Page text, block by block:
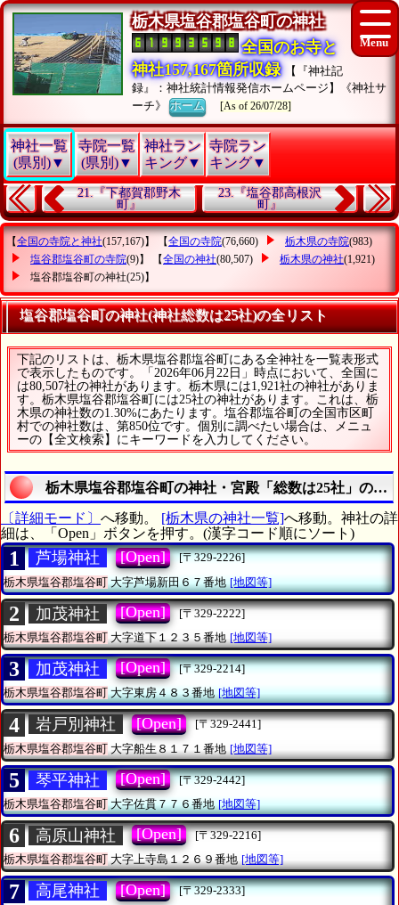
栃木県塩谷郡塩谷町の神社
全国のお寺と
神社157,167箇所収録
【『神社記
録』：神社統計情報発信ホームページ】《神社サ
ーチ》ホーム [As of 26/07/28]
神社一覧
(県別)▼
寺院一覧
(県別)▼
神社ラン
キング▼
寺院ラン
キング▼
21.『下都賀郡野木
町』
23.『塩谷郡高根沢
町』
【全国の寺院と神社(157,167)】 【全国の寺院(76,660) 栃木県の寺院(983)
塩谷郡塩谷町の寺院(9)】 【全国の神社(80,507) 栃木県の神社(1,921)
塩谷郡塩谷町の神社(25)】
塩谷郡塩谷町の神社(神社総数は25社)の全リスト
下記のリストは、栃木県塩谷郡塩谷町にある全神社を一覧表形式
で表示したものです。「2026年06月22日」時点において、全国に
は80,507社の神社があります。栃木県には1,921社の神社がありま
す。栃木県塩谷郡塩谷町には25社の神社があります。これは、栃
木県の神社数の1.30%にあたります。塩谷郡塩谷町の全国市区町
村での神社数は、第850位です。個別に調べたい場合は、メニュ
ーの【全文検索】にキーワードを入力してください。
栃木県塩谷郡塩谷町の神社・宮殿「総数は25社」のす
〔詳細モード〕 へ移動。 [栃木県の神社一覧]へ移動。神社の詳
細は、「Open」ボタンを押す。(漢字コード順にソート)
1 芦場神社 [Open]
[〒329-2226]
栃木県塩谷郡塩谷町大字芦場新田６７番地 [地図等]
2 加茂神社 [Open]
[〒329-2222]
栃木県塩谷郡塩谷町大字道下１２３５番地 [地図等]
3 加茂神社 [Open]
[〒329-2214]
栃木県塩谷郡塩谷町大字東房４８３番地 [地図等]
4 岩戸別神社 [Open]
[〒329-2441]
栃木県塩谷郡塩谷町 大字船生８１７１番地 [地図等]
5 琴平神社 [Open]
[〒329-2442]
栃木県塩谷郡塩谷町大字佐貫７７６番地 [地図等]
6 高原山神社 [Open]
[〒329-2216]
栃木県塩谷郡塩谷町大字上寺島１２６９番地 [地図等]
7 高尾神社 [Open]
[〒329-2333]